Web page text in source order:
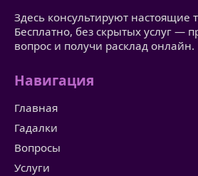
Здесь консультируют настоящие
Бесплатно, без скрытых услуг —
вопрос и получи расклад онлайн.
Навигация
Главная
Гадалки
Вопросы
Услуги